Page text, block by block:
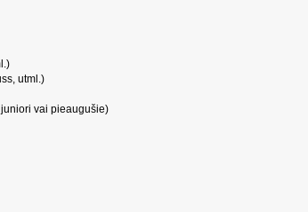
utml.)
juniori vai pieaugušie)